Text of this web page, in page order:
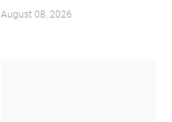
August 08, 2026